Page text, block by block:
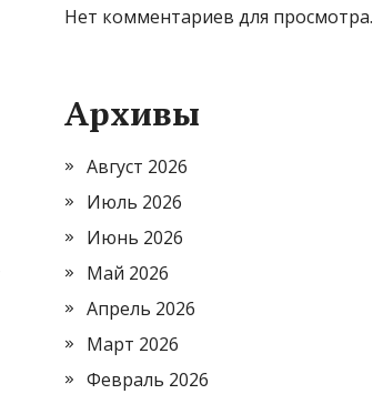
Нет комментариев для просмотра.
Архивы
Август 2026
Июль 2026
Июнь 2026
Май 2026
Апрель 2026
Март 2026
Февраль 2026